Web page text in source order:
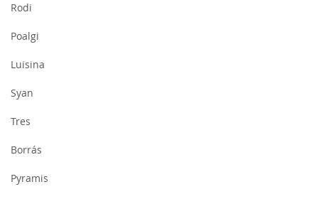
Rodi
Poalgi
Luisina
Syan
Tres
Borrás
Pyramis